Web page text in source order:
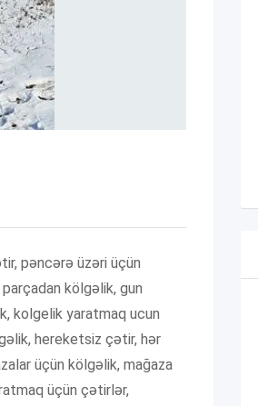
pəncərə üzəri üçün
kölgəlik, gun
kolgelik yaratmaq ucun
hereketsiz çətir, hər
üçün kölgəlik, mağaza
üçün çətirlər,